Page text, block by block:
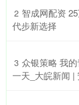
2 智成网配资
代步新选择
3 众银策略 我的
一天_大皖新闻 |